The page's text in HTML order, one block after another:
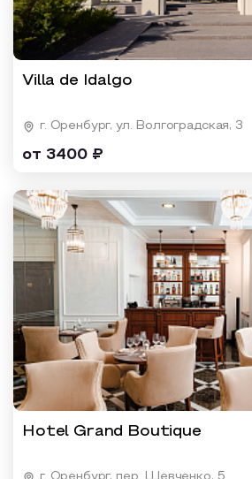
Villa de Idalgo
г. Оренбург, ул. Волгоградская, 3
от 3400 ₽
Hotel Grand Boutique